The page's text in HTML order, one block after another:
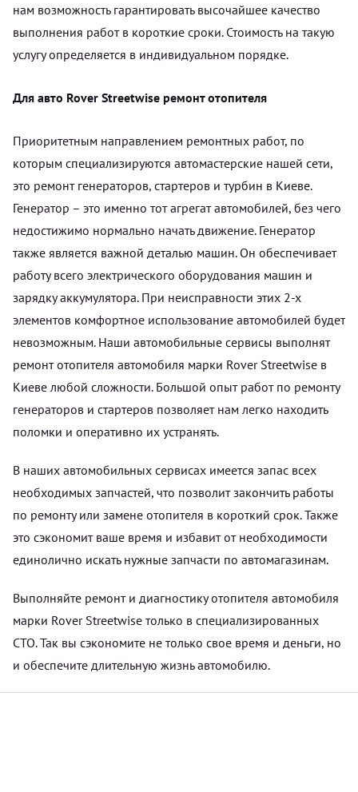
нам возможность гарантировать высочайшее качество
выполнения работ в короткие сроки. Стоимость на такую
услугу определяется в индивидуальном порядке.
Для авто Rover Streetwise ремонт отопителя
Приоритетным направлением ремонтных работ, по
которым специализируются автомастерские нашей сети,
это ремонт генераторов, стартеров и турбин в Киеве.
Генератор – это именно тот агрегат автомобилей, без чего
недостижимо нормально начать движение. Генератор
также является важной деталью машин. Он обеспечивает
работу всего электрического оборудования машин и
зарядку аккумулятора. При неисправности этих 2-х
элементов комфортное использование автомобилей будет
невозможным. Наши автомобильные сервисы выполнят
ремонт отопителя автомобиля марки Rover Streetwise в
Киеве любой сложности. Большой опыт работ по ремонту
генераторов и стартеров позволяет нам легко находить
поломки и оперативно их устранять.
В наших автомобильных сервисах имеется запас всех
необходимых запчастей, что позволит закончить работы
по ремонту или замене отопителя в короткий срок. Также
это сэкономит ваше время и избавит от необходимости
единолично искать нужные запчасти по автомагазинам.
Выполняйте ремонт и диагностику отопителя автомобиля
марки Rover Streetwise только в специализированных
СТО. Так вы сэкономите не только свое время и деньги, но
и обеспечите длительную жизнь автомобилю.